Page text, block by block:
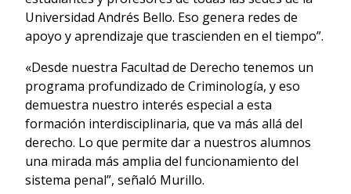
Universidad Andrés Bello. Eso genera redes de
apoyo y aprendizaje que trascienden en el tiempo”.
«Desde nuestra Facultad de Derecho tenemos un
programa profundizado de Criminología, y eso
demuestra nuestro interés especial a esta
formación interdisciplinaria, que va más allá del
derecho. Lo que permite dar a nuestros alumnos
una mirada más amplia del funcionamiento del
sistema penal”, señaló Murillo.